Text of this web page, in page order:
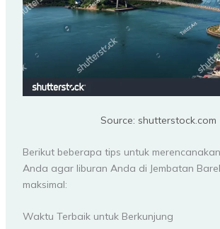
Source: shutterstock.com
Berikut beberapa tips untuk
Anda agar liburan Anda di Jembatan
maksimal:
Waktu Terbaik untuk Berkunjung